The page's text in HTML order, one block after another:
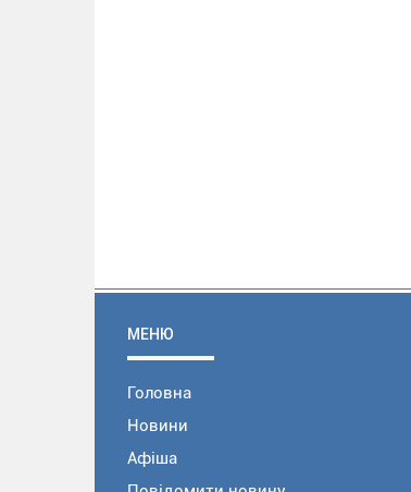
МЕНЮ
Головна
Новини
Афіша